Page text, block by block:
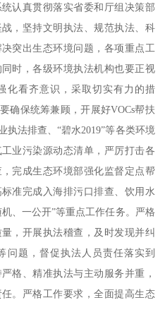
认真贯彻落实省委和厅组决策部
，坚持文明执法、规范执法、科
突出生态环境问题，各项重点工
时，各级环境执法机构也要正视
化看齐意识，采取切实有力的措
确保统筹兼顾，开展好VOCs帮扶
法排查、“碧水2019”等各类环境
业污染源动态清单，严厉打击各
完成生态环境部强化监督定点帮
准完成入海排污口排查、饮用水
、一公开”等重点工作任务。严格
，开展执法稽查，及时发现并纠
问题，督促执法人员责任落实到
格、精准执法与主动服务并重，
。严格工作要求，全面提高生态